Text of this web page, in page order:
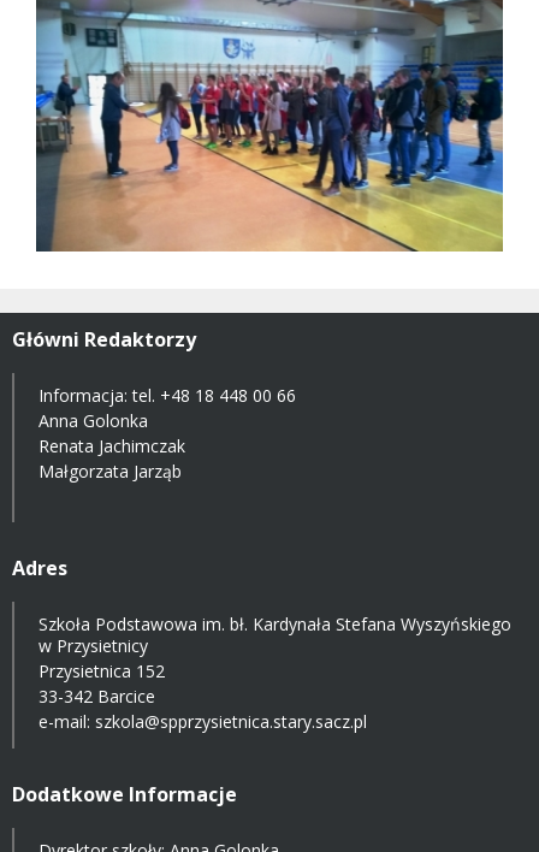
Główni Redaktorzy
Informacja: tel. +48 18 448 00 66
Anna Golonka
Renata Jachimczak
Małgorzata Jarząb
Adres
Szkoła Podstawowa im. bł. Kardynała Stefana Wyszyńskiego
w Przysietnicy
Przysietnica 152
33-342 Barcice
e-mail: szkola@spprzysietnica.stary.sacz.pl
Dodatkowe Informacje